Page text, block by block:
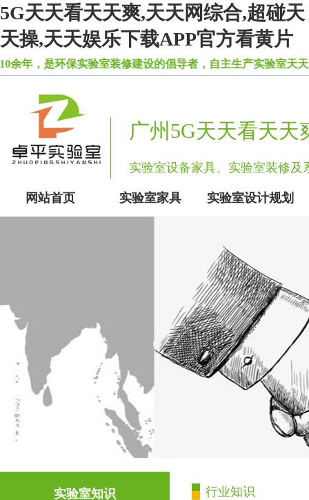
5G天天看天天爽,天天网综合,超碰天
天操,天天娱乐下载APP官方看黄片
是环保实验室装修建设的倡导者，自主生产实验室天天网
广州5G天天看天
实验室设备家具、实验室装修
网站首页 实验室家具 实验室设计规划
实验室知识 行业知识